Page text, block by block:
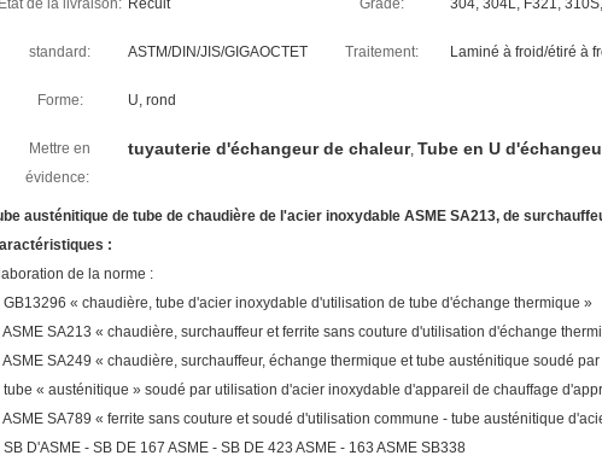
État de la livraison: Recuit Grade: 304, 304L, F321,
standard: ASTM/DIN/JIS/GIGAOCTET Traitement: Laminé à froid/étiré à
Forme: U, rond
Mettre en
évidence:
tuyauterie d'échangeur de chaleur, Tube en U
austénitique de tube de chaudière de l'acier inoxydable ASME SA213, de
:
de la norme :
GB13296 « chaudière, tube d'acier inoxydable d'utilisation de tube d'échange thermique »
ASME SA213 « chaudière, surchauffeur et ferrite sans couture d'utilisation d'échange
ASME SA249 « chaudière, surchauffeur, échange thermique et tube austénitique soudé
tube « austénitique » soudé par utilisation d'acier inoxydable d'appareil de chauffage
ASME SA789 « ferrite sans couture et soudé d'utilisation commune - tube austénitique
SB D'ASME - SB DE 167 ASME - SB DE 423 ASME - 163 ASME SB338